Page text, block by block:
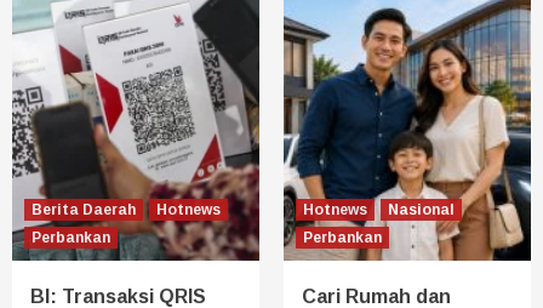
Berita Daerah
Hotnews
Perbankan
BI: Transaksi QRIS
Hotnews
Nasional
Perbankan
Cari Rumah dan